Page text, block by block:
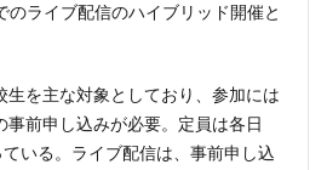
のライブ配信のハイブリッド開催と
生を主な対象としており、参加には
事前申し込みが必要。定員は各日
いる。ライブ配信は、事前申し込